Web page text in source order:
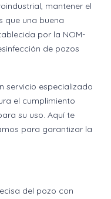
mantener el
que una buena
por la NOM-
de pozos
servicio especializado
el cumplimiento
su uso. Aquí te
para garantizar la
del pozo con